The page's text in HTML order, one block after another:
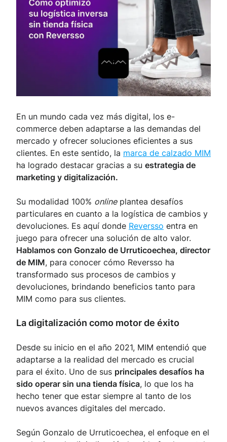
En un mundo cada vez más digital, los e-
commerce deben adaptarse a las demandas del
mercado y ofrecer soluciones eficientes a sus
clientes. En este sentido, la marca de calzado MIM
ha logrado destacar gracias a su estrategia de
marketing y digitalización.
Su modalidad 100% onlineplantea desafíos
particulares en cuanto a la logística de cambios y
devoluciones. Es aquí donde Reversso entra en
juego para ofrecer una solución de alto valor.
Hablamos con Gonzalo de Urruticoechea, director
de MIM, para conocer cómo Reversso ha
transformado sus procesos de cambios y
devoluciones, brindando beneficios tanto para
MIM como para sus clientes.
La digitalización como motor de éxito
Desde su inicio en el año 2021, MIM entendió que
adaptarse a la realidad del mercado es crucial
para el éxito. Uno de sus principales desafíos ha
sido operar sin una tienda física, lo que los ha
hecho tener que estar siempre al tanto de los
nuevos avances digitales del mercado.
Según Gonzalo de Urruticoechea, el enfoque en el